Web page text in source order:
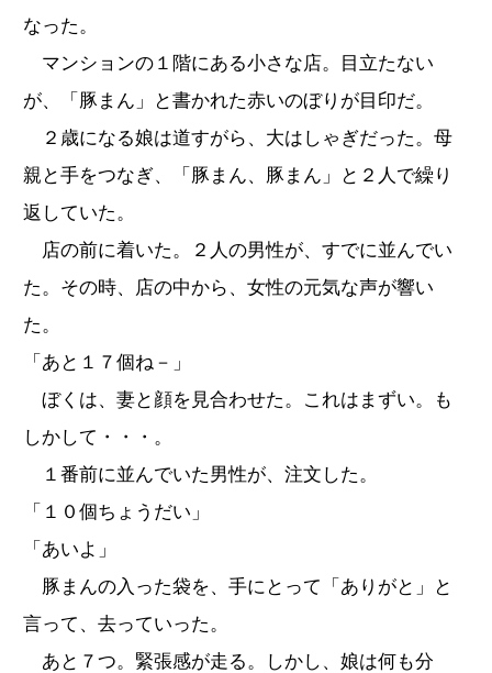
なった。
マンションの１階にある小さな店。目立たない
が、「豚まん」と書かれた赤いのぼりが目印だ。
２歳になる娘は道すがら、大はしゃぎだった。母
親と手をつなぎ、「豚まん、豚まん」と２人で繰り
返していた。
店の前に着いた。２人の男性が、すでに並んでい
た。その時、店の中から、女性の元気な声が響い
た。
「あと１７個ね－」
ぼくは、妻と顔を見合わせた。これはまずい。も
しかして・・・。
１番前に並んでいた男性が、注文した。
「１０個ちょうだい」
「あいよ」
豚まんの入った袋を、手にとって「ありがと」と
言って、去っていった。
あと７つ。緊張感が走る。しかし、娘は何も分